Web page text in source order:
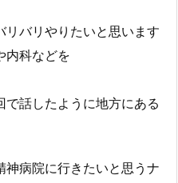
バリやりたいと思います
内科などを
話したように地方にある
神病院に行きたいと思うナ